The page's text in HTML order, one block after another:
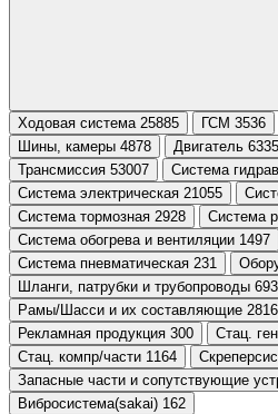
Ходовая система 25885 ГСМ 3536
Шины, камеры 4878
Двигатель
Трансмиссия 53007
Система
Система электрическая 21055
Система тормозная 2928
Система
Система обогрева и вентиляции 1497
Система пневматическая 231
Шланги, патрубки и трубопроводы
Рамы/Шасси и их составляющие
Рекламная продукция 300
Стац.
Стац. компр/части 1164
Запасные части и сопутствующие
Вибросистема(sakai) 162